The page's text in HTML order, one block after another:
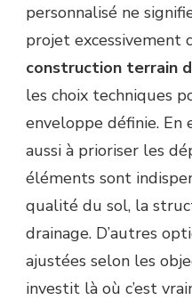
personnalisé ne
projet excessivement
construction terrain
les choix techniques
enveloppe définie.
aussi à prioriser les
éléments sont
qualité du sol, la
drainage. D’autres
ajustées selon les
investit là où c’est